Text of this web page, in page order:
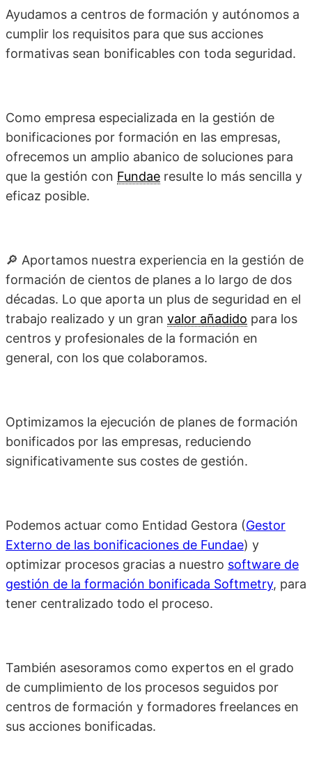
Ayudamos a centros de formación y autónomos a
cumplir los requisitos para que sus acciones
formativas sean bonificables con toda seguridad.
Como empresa especializada en la gestión de
bonificaciones por formación en las empresas,
ofrecemos un amplio abanico de soluciones para
que la gestión con Fundae resulte lo más sencilla y
eficaz posible.
🔎 Aportamos nuestra experiencia en la gestión de
formación de cientos de planes a lo largo de dos
décadas. Lo que aporta un plus de seguridad en el
trabajo realizado y un gran valor añadido para los
centros y profesionales de la formación en
general, con los que colaboramos.
Optimizamos la ejecución de planes de formación
bonificados por las empresas, reduciendo
significativamente sus costes de gestión.
Podemos actuar como Entidad Gestora (Gestor
Externo de las bonificaciones de Fundae) y
optimizar procesos gracias a nuestro software de
gestión de la formación bonificada Softmetry, para
tener centralizado todo el proceso.
También asesoramos como expertos en el grado
de cumplimiento de los procesos seguidos por
centros de formación y formadores freelances en
sus acciones bonificadas.